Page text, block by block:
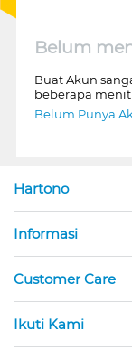
Belum
Buat Akun
beberapa menit
Belum Punya
Hartono
Informasi
Customer Care
Ikuti Kami